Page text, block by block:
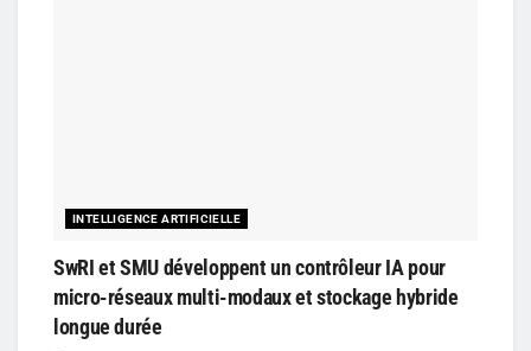
INTELLIGENCE ARTIFICIELLE
SwRI et SMU développent un contrôleur IA pour
micro-réseaux multi-modaux et stockage hybride
longue durée